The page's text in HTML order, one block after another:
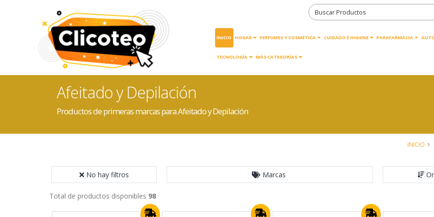
INICIO HOGAR PERFUMES Y COSMÉTICA CUIDADO E HIGIENE PARAFARMACIA
TECNOLOGÍA MÁS CATEGORÍAS
Afeitado y Depilación
Productos de primeras marcas para Afeitado y Depilación
INICIO
No hay filtros Marcas
Total de productos disponibles 98